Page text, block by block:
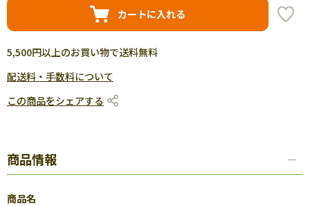
カートに入れる
5,500円以上のお買い物で送料無料
配送料・手数料について
この商品をシェアする
商品情報
商品名